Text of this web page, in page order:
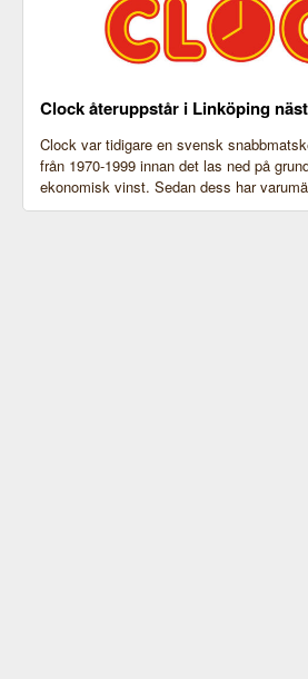
Clock återuppstår i Linköping
Clock var tidigare en svensk
från 1970-1999 innan det las ned på
ekonomisk vinst. Sedan dess har